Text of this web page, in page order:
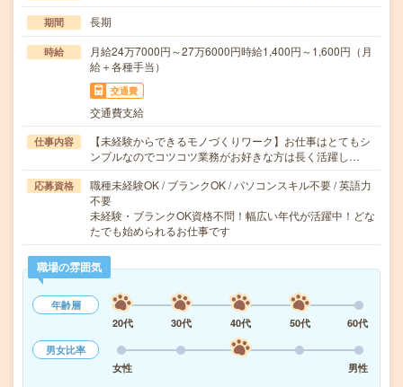
期間 長期
時給
月給24万7000円～27万6000円時給1,400円～1,600円（月
給＋各種手当）
交通費
交通費支給
仕事内容
【未経験からできるモノづくりワーク】お仕事はとてもシ
ンプルなのでコツコツ業務がお好きな方は長く活躍し…
応募資格
職種未経験OK / ブランクOK / パソコンスキル不要 / 英語力
不要
未経験・ブランクOK資格不問！幅広い年代が活躍中！どな
たでも始められるお仕事です
職場の雰囲気
年齢層
20代
30代 40代 50代
60代
男女比率
女性
男性